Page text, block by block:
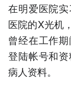
在明爱医院
医院的X光机
曾经在工作
登陆帐号和
病人资料。